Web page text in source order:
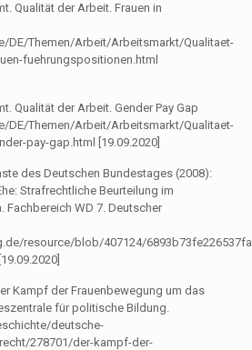
Qualität der Arbeit. Frauen in
DE/Themen/Arbeit/Arbeitsmarkt/Qualitaet-
fuehrungspositionen.html
Qualität der Arbeit. Gender Pay Gap
DE/Themen/Arbeit/Arbeitsmarkt/Qualitaet-
pay-gap.html [19.09.2020]
des Deutschen Bundestages (2008):
Strafrechtliche Beurteilung im
Fachbereich WD 7. Deutscher
resource/blob/407124/
Kampf der Frauenbewegung um das
für politische Bildung.
deutsche-
278701/der-kampf-der-